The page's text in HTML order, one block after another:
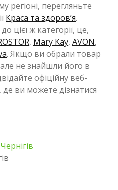
регіоні, перегляньте
Краса та здоров’я.
цієї ж категорії, це,
, Mary Kay, AVON,
. Якщо ви обрали товар
але не знайшли його в
офіційну веб-
, де ви можете дізнатися